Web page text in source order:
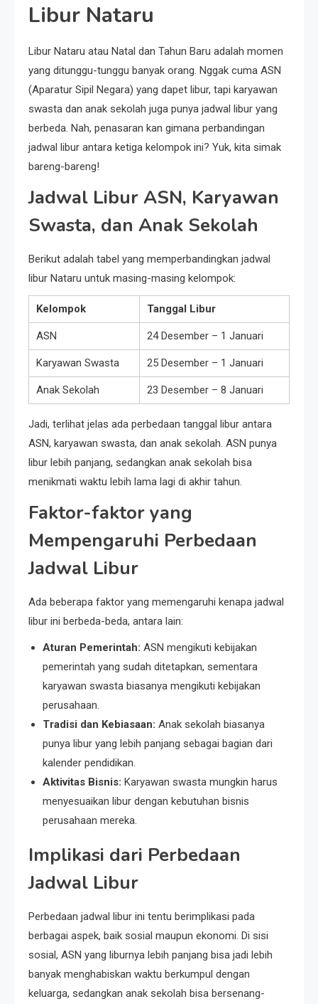
Libur Nataru
Libur Nataru atau Natal dan Tahun Baru adalah momen
yang ditunggu-tunggu banyak orang. Nggak cuma ASN
(Aparatur Sipil Negara) yang dapet libur, tapi karyawan
swasta dan anak sekolah juga punya jadwal libur yang
berbeda. Nah, penasaran kan gimana perbandingan
jadwal libur antara ketiga kelompok ini? Yuk, kita simak
bareng-bareng!
Jadwal Libur ASN, Karyawan
Swasta, dan Anak Sekolah
Berikut adalah tabel yang memperbandingkan jadwal
libur Nataru untuk masing-masing kelompok:
Kelompok Tanggal Libur
ASN 24 Desember – 1 Januari
Karyawan Swasta 25 Desember – 1 Januari
Anak Sekolah 23 Desember – 8 Januari
Jadi, terlihat jelas ada perbedaan tanggal libur antara
ASN, karyawan swasta, dan anak sekolah. ASN punya
libur lebih panjang, sedangkan anak sekolah bisa
menikmati waktu lebih lama lagi di akhir tahun.
Faktor-faktor yang
Mempengaruhi Perbedaan
Jadwal Libur
Ada beberapa faktor yang memengaruhi kenapa jadwal
libur ini berbeda-beda, antara lain:
Aturan Pemerintah: ASN mengikuti kebijakan
pemerintah yang sudah ditetapkan, sementara
karyawan swasta biasanya mengikuti kebijakan
perusahaan.
Tradisi dan Kebiasaan: Anak sekolah biasanya
punya libur yang lebih panjang sebagai bagian dari
kalender pendidikan.
Aktivitas Bisnis: Karyawan swasta mungkin harus
menyesuaikan libur dengan kebutuhan bisnis
perusahaan mereka.
Implikasi dari Perbedaan
Jadwal Libur
Perbedaan jadwal libur ini tentu berimplikasi pada
berbagai aspek, baik sosial maupun ekonomi. Di sisi
sosial, ASN yang liburnya lebih panjang bisa jadi lebih
banyak menghabiskan waktu berkumpul dengan
keluarga, sedangkan anak sekolah bisa bersenang-